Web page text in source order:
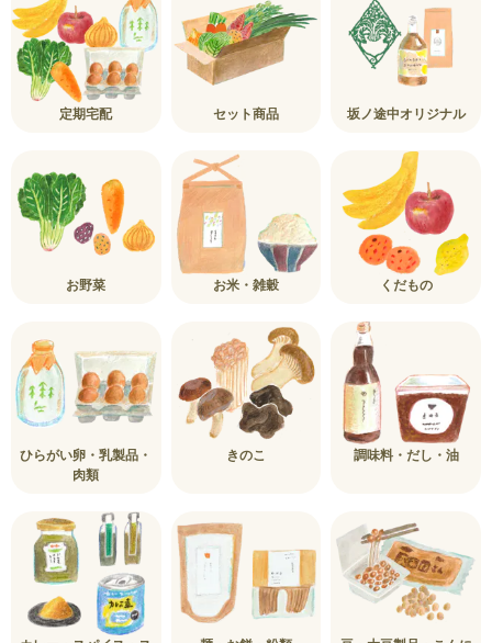
定期宅配 セット商品 坂ノ途中オリジナル
お野菜 お米・雑穀 くだもの
ひらがい卵・乳製品・
肉類
きのこ 調味料・だし・油